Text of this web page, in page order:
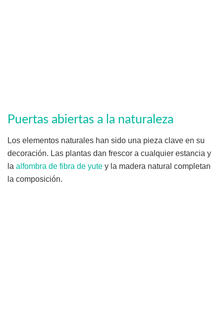
Puertas abiertas a la naturaleza
Los elementos naturales han sido una pieza clave en su
decoración. Las plantas dan frescor a cualquier estancia y
la alfombra de fibra de yute y la madera natural completan
la composición.